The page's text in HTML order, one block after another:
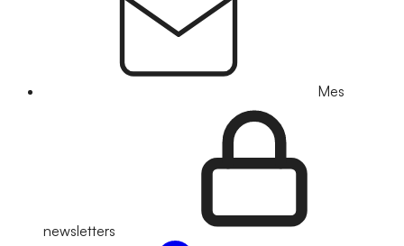
Mes
newsletters